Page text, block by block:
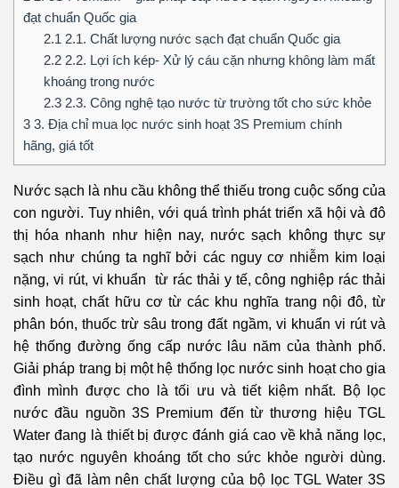
đạt chuẩn Quốc gia
2.1 2.1. Chất lượng nước sạch đạt chuẩn Quốc gia
2.22.2. Lợi ích kép- Xử lý cáu cặn nhưng không làm mất
khoáng trong nước
2.32.3. Công nghệ tạo nước từ trường tốt cho sức khỏe
3 3. Địa chỉ mua lọc nước sinh hoạt 3S Premium chính
hãng, giá tốt
Nước sạch là nhu cầu không thể thiếu trong cuộc sống của
con người. Tuy nhiên, với quá trình phát triển xã hội và đô
thị hóa nhanh như hiện nay, nước sạch không thực sự
sạch như chúng ta nghĩ bởi các nguy cơ nhiễm kim loại
nặng, vi rút, vi khuẩn từ rác thải y tế, công nghiệp rác thải
sinh hoạt, chất hữu cơ từ các khu nghĩa trang nội đô, từ
phân bón, thuốc trừ sâu trong đất ngầm, vi khuẩn vi rút và
hệ thống đường ống cấp nước lâu năm của thành phố.
Giải pháp trang bị một hệ thống lọc nước sinh hoạt cho gia
đình mình được cho là tối ưu và tiết kiệm nhất. Bộ lọc
nước đầu nguồn 3S Premium đến từ thương hiệu TGL
Water đang là thiết bị được đánh giá cao về khả năng lọc,
tạo nước nguyên khoáng tốt cho sức khỏe người dùng.
Điều gì đã làm nên chất lượng của bộ lọc TGL Water 3S